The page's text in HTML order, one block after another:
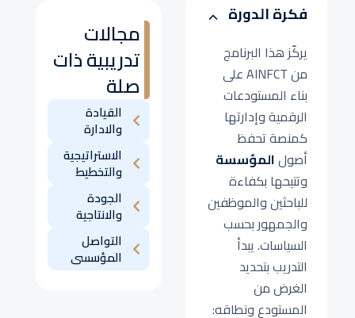
مجالات
تدريبية ذات
صلة
القيادة
والادارة
الاستراتيجية
والتخطيط
الجودة
والانتاجية
التواصل
المؤسسى
فكرة الدورة
يركّز هذا البرنامج
من AINFCT على
بناء المستودعات
الرقمية وإدارتها
كمنصة تحفظ
أصولالمؤسسة
وتتيحها بكفاءة
للباحثين والموظفين
والجمهور بحسب
السياسات. يبدأ
التدريب بتحديد
الغرض من
المستودع ونطاقه: